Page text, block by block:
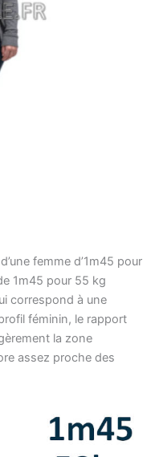
femme d’1m45 pour
1m45 pour 55 kg
correspond à une
féminin, le rapport
la zone
assez proche des